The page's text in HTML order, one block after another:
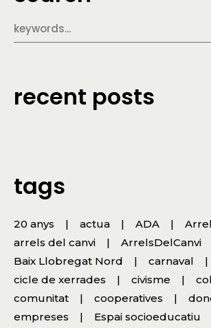
recent posts
tags
20 anys actua ADA
arrels del canvi
ArrelsDelCanvi
Baix Llobregat Nord
carnaval
cicle de xerrades
civisme
comunitat
cooperatives
empreses
Espai socioeducatiu